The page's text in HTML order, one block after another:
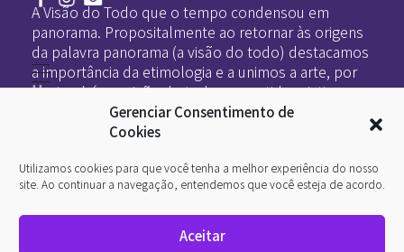
Gerenciar Consentimento de
Cookies
Utilizamos cookies para que você tenha a melhor experiência do nosso
site. Ao continuar a navegação, entendemos que você esteja de acordo.
Aceitar
A Visão do Todo que o tempo condensou em
panorama. Propositalmente ao retornar às origens
da palavra panorama (a visão do todo) destacamos
a importância da etimologia e a unimos a arte, por
ser também a visão do todo no sentido criativo.
Home
Arte
O que é arte
InternetArt
Quem somos